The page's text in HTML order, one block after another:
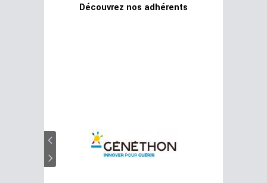
Découvrez nos adhérents